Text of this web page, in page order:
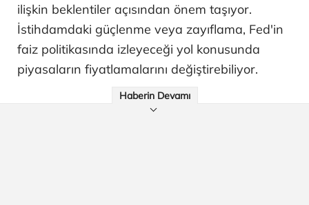
ilişkin beklentiler açısından önem taşıyor.
İstihdamdaki güçlenme veya zayıflama, Fed'in
faiz politikasında izleyeceği yol konusunda
piyasaların fiyatlamalarını değiştirebiliyor.
Haberin Devamı